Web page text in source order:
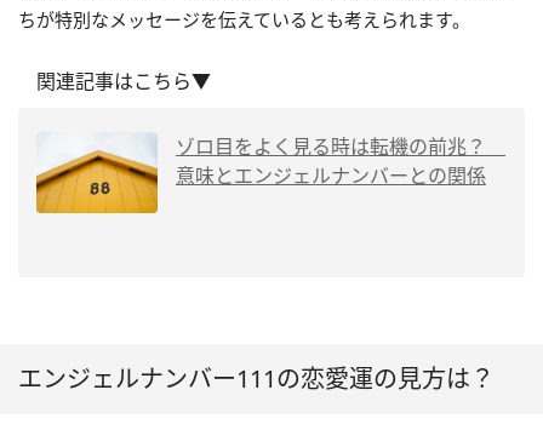
ちが特別なメッセージを伝えているとも考えられます。
関連記事はこちら▼
ゾロ目をよく見る時は転機の前兆？
意味とエンジェルナンバーとの関係
エンジェルナンバー111の恋愛運の見方は？